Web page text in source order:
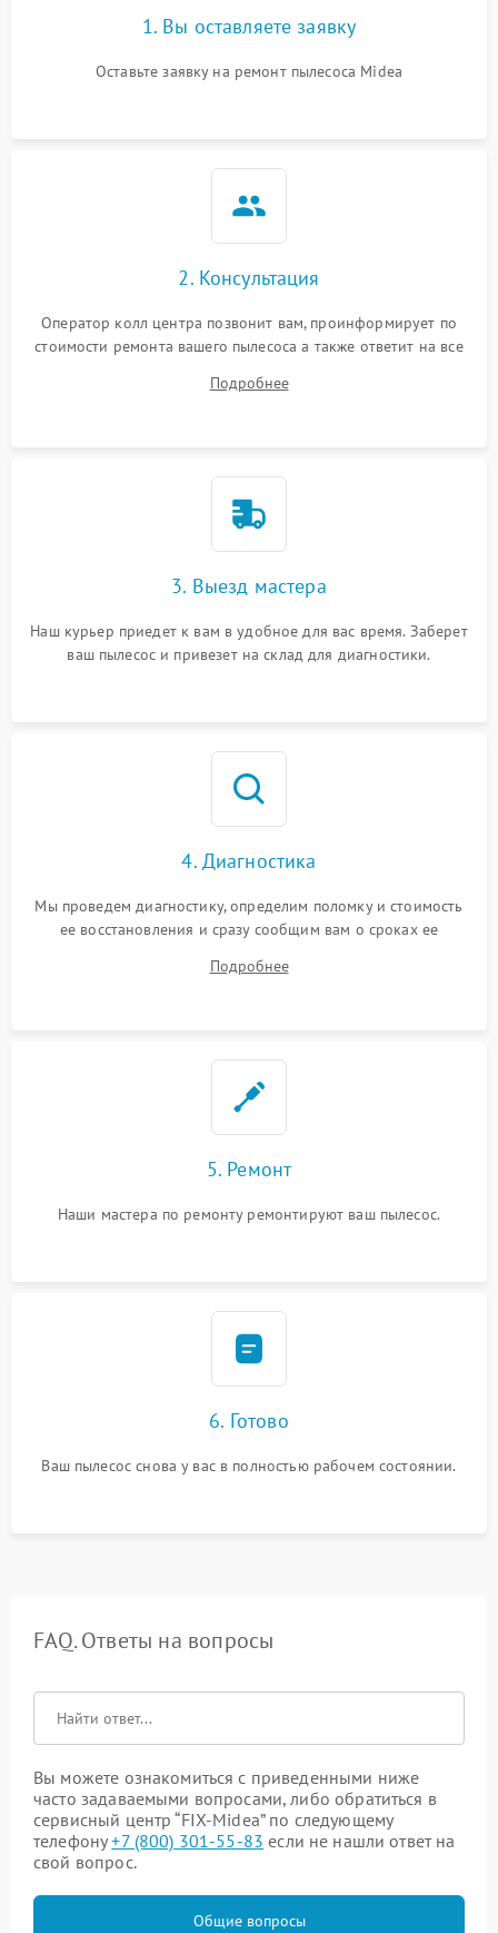
1. Вы оставляете заявку
Оставьте заявку на ремонт пылесоса Midea
2. Консультация
Оператор колл центра позвонит вам, проинформирует по
стоимости ремонта вашего пылесоса а также ответит на все
Подробнее
3. Выезд мастера
Наш курьер приедет к вам в удобное для вас время. Заберет
ваш пылесос и привезет на склад для диагностики.
4. Диагностика
Мы проведем диагностику, определим поломку и стоимость
ее восстановления и сразу сообщим вам о сроках ее
Подробнее
5. Ремонт
Наши мастера по ремонту ремонтируют ваш пылесос.
6. Готово
Ваш пылесос снова у вас в полностью рабочем состоянии.
FAQ. Ответы на вопросы
Вы можете ознакомиться с приведенными ниже
часто задаваемыми вопросами, либо обратиться в
сервисный центр “FIX-Midea” по следующему
телефону+7 (800) 301-55-83 если не нашли ответ на
свой вопрос.
Общие вопросы